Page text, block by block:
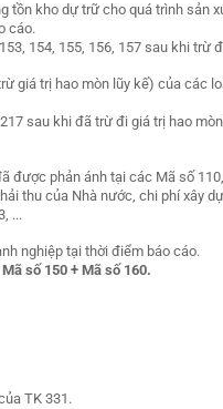
tồn kho dự trữ cho quá trình sản
cáo.
154, 155, 156, 157 sau khi trừ
giá trị hao mòn lũy kế) của các
sau khi đã trừ đi giá trị hao
phản ánh tại các Mã số
thu của Nhà nước, chi phí xây
...
nghiệp tại thời điểm báo cáo.
số 150 + Mã số 160.
TK 331.